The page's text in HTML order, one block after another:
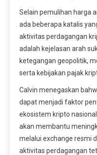
Selain pemulihan harga
ada beberapa katalis
aktivitas perdagangan
adalah kejelasan arah
ketegangan geopolitik,
serta kebijakan pajak
Calvin menegaskan
dapat menjadi faktor
ekosistem kripto
akan membantu
melalui exchange resmi
aktivitas perdagangan